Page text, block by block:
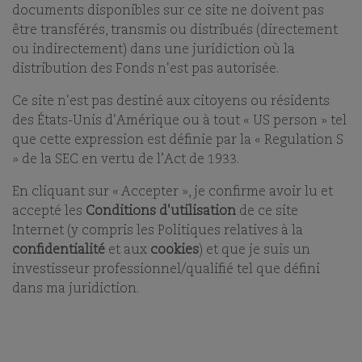
SHARE ON E-MAIL EMAIL
PRINT
Vous devez accepter les cookies fonctionnels pour
visualiser le contenu vidéo.
de cookies.
documents disponibles sur ce site ne doivent pas
être transférés, transmis ou distribués (directement
ou indirectement) dans une juridiction où la
distribution des Fonds n'est pas autorisée.
Ce site n'est pas destiné aux citoyens ou résidents
des États-Unis d'Amérique ou à tout « US person » tel
que cette expression est définie par la « Regulation S
» de la SEC en vertu de l’Act de 1933.
En cliquant sur « Accepter », je confirme avoir lu et
accepté les Conditions d'utilisation de ce site
Internet (y compris les Politiques relatives à la
confidentialité et aux cookies) et que je suis un
investisseur professionnel/qualifié tel que défini
dans ma juridiction.